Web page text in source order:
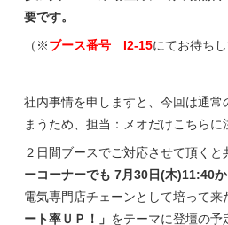
要です。
（※ブース番号 I2-15にてお待ちし
社内事情を申しますと、今回は通常
まうため、担当：メオだけこちらに
２日間ブースでご対応させて頂くと
ーコーナーでも 7月30日(木)11:40
電気専門店チェーンとして培って来
ート率ＵＰ！」 をテーマに登壇の予